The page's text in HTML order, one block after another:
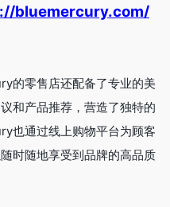
bluemercury.com/
的零售店还配备了专业的美
和产品推荐，营造了独特的
也通过线上购物平台为顾客
时随地享受到品牌的高品质